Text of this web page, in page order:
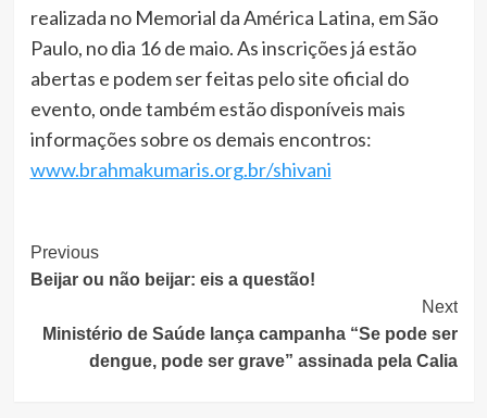
realizada no Memorial da América Latina, em São
Paulo, no dia 16 de maio. As inscrições já estão
abertas e podem ser feitas pelo site oficial do
evento, onde também estão disponíveis mais
informações sobre os demais encontros:
www.brahmakumaris.org.br/shivani
Post
Navigation
Previous
Beijar ou não beijar: eis a questão!
Next
Ministério de Saúde lança campanha “Se pode ser
dengue, pode ser grave” assinada pela Calia